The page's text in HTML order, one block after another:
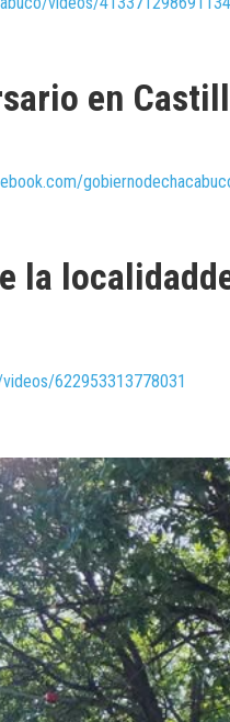
en
la
622953313778031